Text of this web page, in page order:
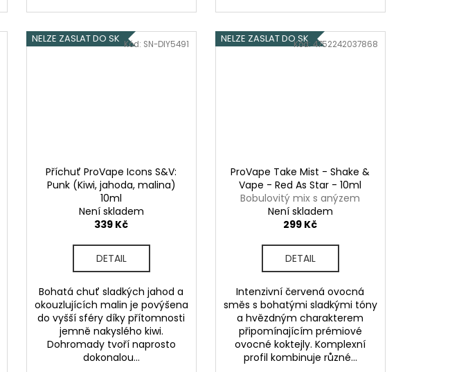
NELZE ZASLAT DO SK
Příchuť ProVape Icons S&V:
Punk (Kiwi, jahoda, malina)
10ml
Není skladem
339 Kč
DETAIL
Bohatá chuť sladkých jahod a
okouzlujících malin je povýšena
do vyšší sféry díky přítomnosti
jemně nakyslého kiwi.
Dohromady tvoří naprosto
dokonalou...
Kód: SN-DIY5491 NELZE ZASLAT DO SK
ProVape Take Mist - Shake &
Vape - Red As Star - 10ml
Bobulovitý mix s anýzem
Není skladem
299 Kč
DETAIL
Intenzivní červená ovocná
směs s bohatými sladkými tóny
a hvězdným charakterem
připomínajícím prémiové
ovocné koktejly. Komplexní
profil kombinuje různé...
Kód:4752242037868